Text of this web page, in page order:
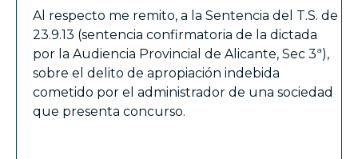
Al respecto me remito, a la Sentencia del T.S. de
23.9.13 (sentencia confirmatoria de la dictada
por la Audiencia Provincial de Alicante, Sec 3ª),
sobre el delito de apropiación indebida
cometido por el administrador de una sociedad
que presenta concurso.